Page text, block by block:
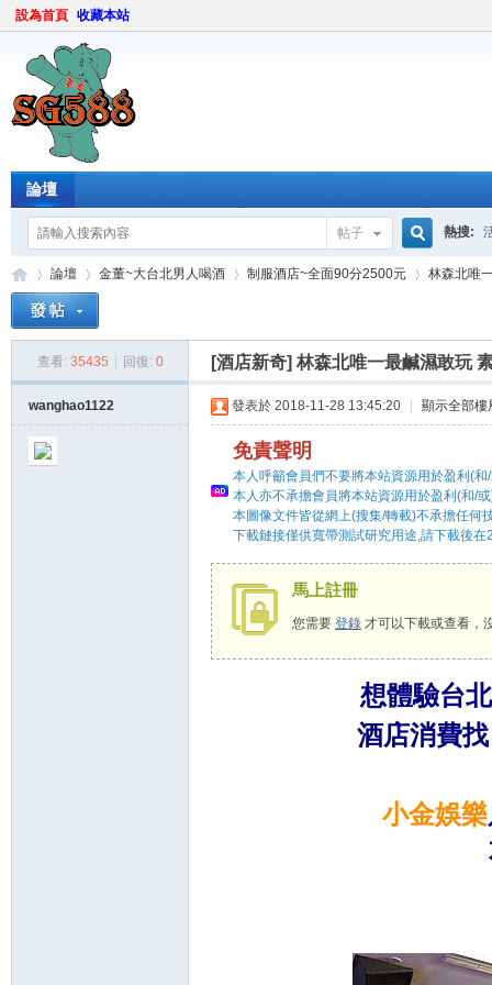
設為首頁 收藏本站
論壇
帖子
搜
索
熱搜:
論壇
›
金董~大台北男人喝酒
›
制服酒店~全面90分2500元
›
林森北唯
查看: 35435 回復: 0 [酒店新奇] 林森北唯一最鹹濕敢玩
wanghao1122 發表於 2018-11-28 13:45:20 顯示全部樓
免責聲明
本人呼籲會員們不要將本站資源用於盈利(和
本人亦不承擔會員將本站資源用於盈利(和/
本圖像文件皆從網上(搜集/轉載)不承擔任何
下載鏈接僅供寬帶測試研究用途,請下載後
馬上註冊
您需要 登錄 才可以下載或查看，
想體驗台
酒店消費
小金娛樂